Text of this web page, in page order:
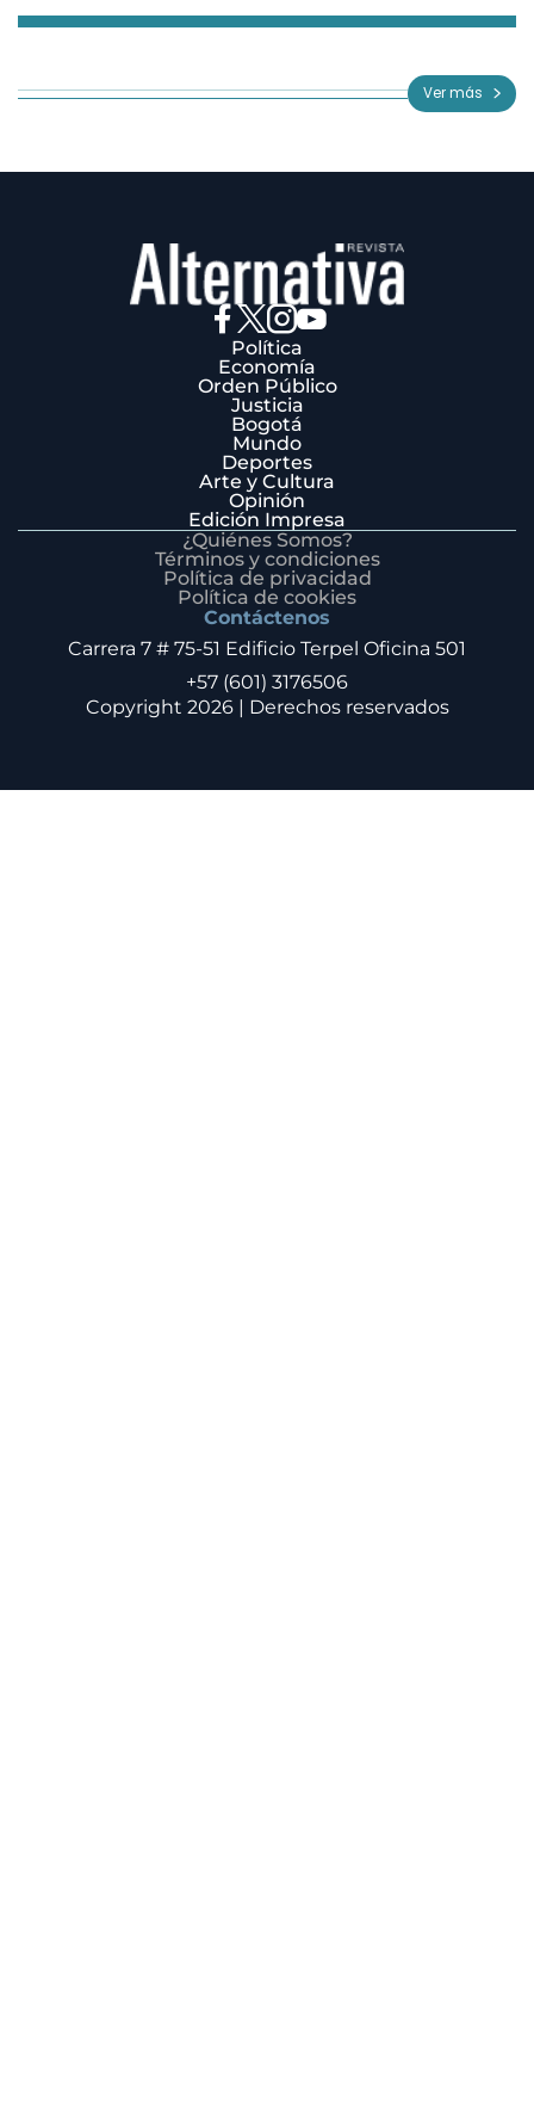
3
Ver más
Política
Economía
Orden Público
Justicia
Bogotá
Mundo
Deportes
Arte y Cultura
Opinión
Edición Impresa
¿Quiénes Somos?
Términos y condiciones
Política de privacidad
Política de cookies
Contáctenos
Carrera 7 # 75-51 Edificio Terpel Oficina 501
+57 (601) 3176506
Copyright 2026 | Derechos reservados